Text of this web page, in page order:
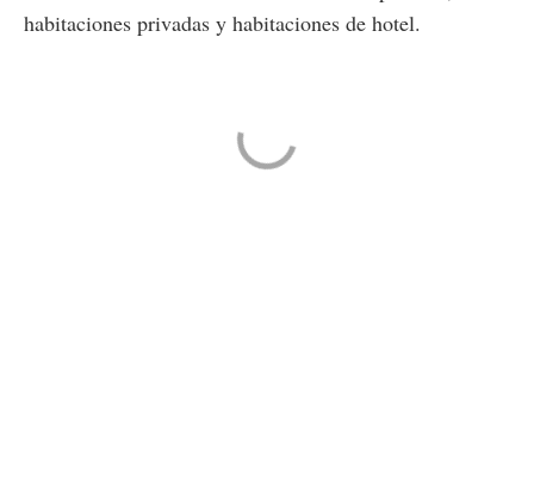
habitaciones privadas y habitaciones de hotel.